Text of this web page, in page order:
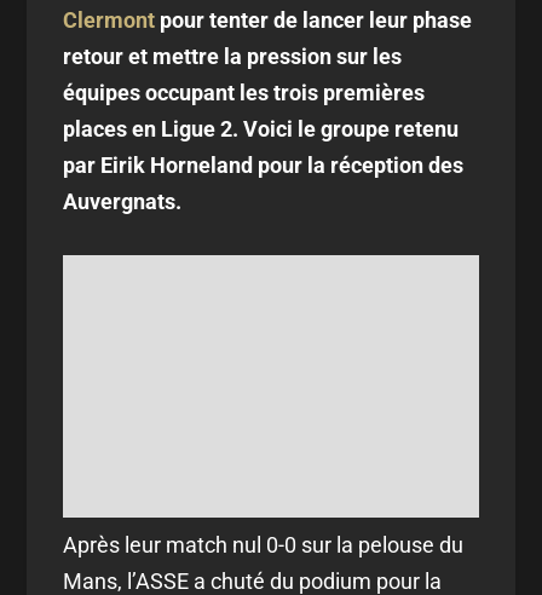
Clermont pour tenter de lancer leur phase
retour et mettre la pression sur les
équipes occupant les trois premières
places en Ligue 2. Voici le groupe retenu
par Eirik Horneland pour la réception des
Auvergnats.
Après leur match nul 0-0 sur la pelouse du
Mans, l’ASSE a chuté du podium pour la